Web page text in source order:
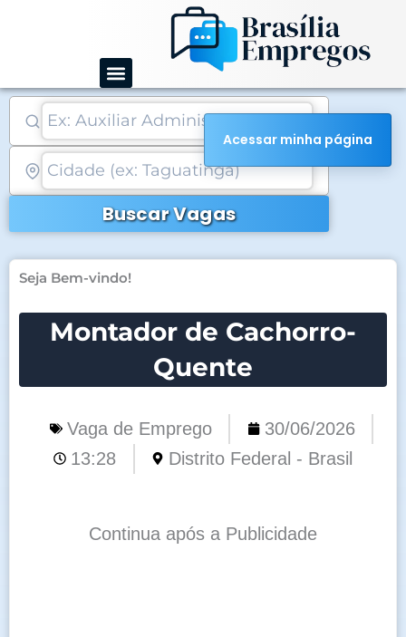
conteúdo
Buscar Vagas
Seja Bem-vindo!
Montador de Cachorro-
Quente
Vaga de Emprego
30/06/2026
13:28
Distrito Federal - Brasil
Continua após a Publicidade
Acessar minha página